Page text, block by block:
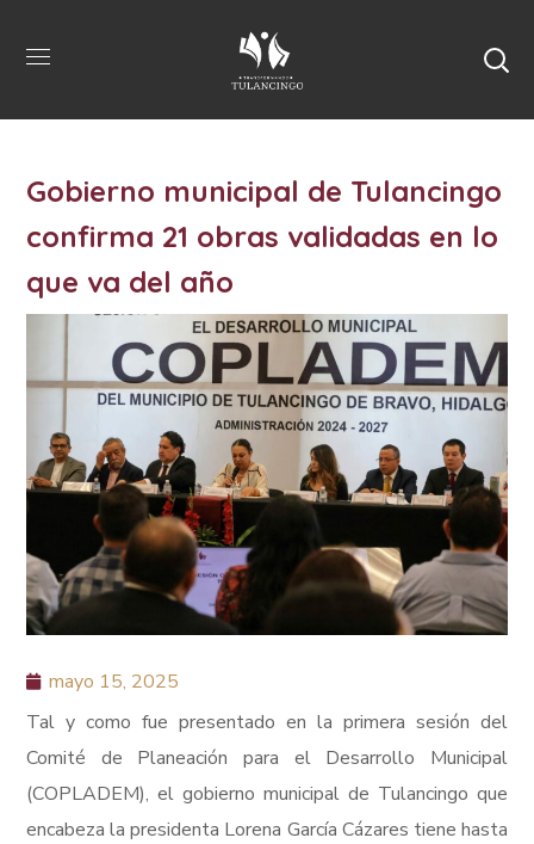
Gobierno municipal de Tulancingo
confirma 21 obras validadas en lo
que va del año
mayo 15, 2025
Tal y como fue presentado en la primera sesión del
Comité de Planeación para el Desarrollo Municipal
(COPLADEM), el gobierno municipal de Tulancingo que
encabeza la presidenta Lorena García Cázares tiene hasta